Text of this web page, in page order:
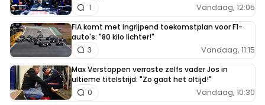
Vandaag, 12:05
1
FIA komt met ingrijpend toekomstplan voor F1-
auto's: "80 kilo lichter!"
Vandaag, 11:15
3
Max Verstappen verraste zelfs vader Jos in
ultieme titelstrijd: "Zo gaat het altijd!"
Vandaag, 10:30
0